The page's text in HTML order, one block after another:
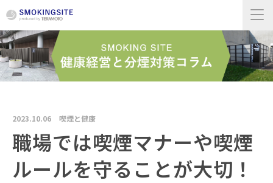
2023.10.06 喫煙と健康
職場では喫煙マナーや喫煙
ルールを守ることが大切！